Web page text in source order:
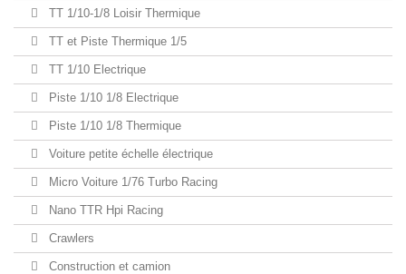
TT 1/10-1/8 Loisir Thermique
TT et Piste Thermique 1/5
TT 1/10 Electrique
Piste 1/10 1/8 Electrique
Piste 1/10 1/8 Thermique
Voiture petite échelle électrique
Micro Voiture 1/76 Turbo Racing
Nano TTR Hpi Racing
Crawlers
Construction et camion